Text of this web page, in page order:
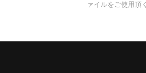
ァイルをご使用頂